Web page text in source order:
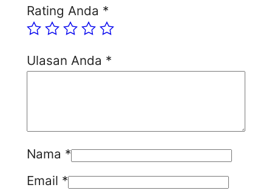
Rating Anda *
Ulasan Anda *
Nama *
Email *